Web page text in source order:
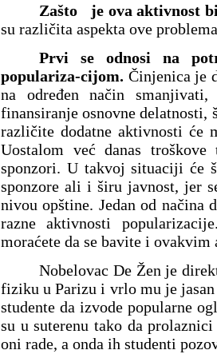
Zašto je ova aktivnost
su različita aspekta ove
Prvi se odnosi na
populariza-cijom. Činjenica je
na određen način
finansiranje osnovne delatnosti,
različite dodatne aktivnosti će
Uostalom već danas troškove
sponzori. U takvoj situaciji će
sponzore ali i širu javnost, jer
nivou opštine. Jedan od načina
razne aktivnosti
moraćete da se bavite i
Nobelovac De Žen je
fiziku u Parizu i vrlo mu je
studente da izvode popularne
su u suterenu tako da
oni rade, a onda ih studenti